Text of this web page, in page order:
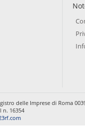
delle Imprese di Roma
n. 16354